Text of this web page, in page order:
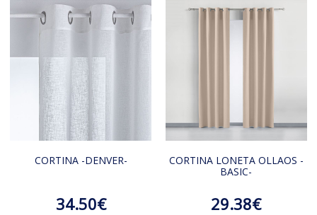
CORTINA -DENVER-
34.50€
CORTINA LONETA OLLAOS -
BASIC-
29.38€